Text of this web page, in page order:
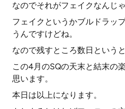
なのでそれがフェイクなんじ
フェイクというかブルドラッ
うんですけどね。
なので残すところ数日という
この4月のSQの天末と結末の
思います。
本日は以上になります。